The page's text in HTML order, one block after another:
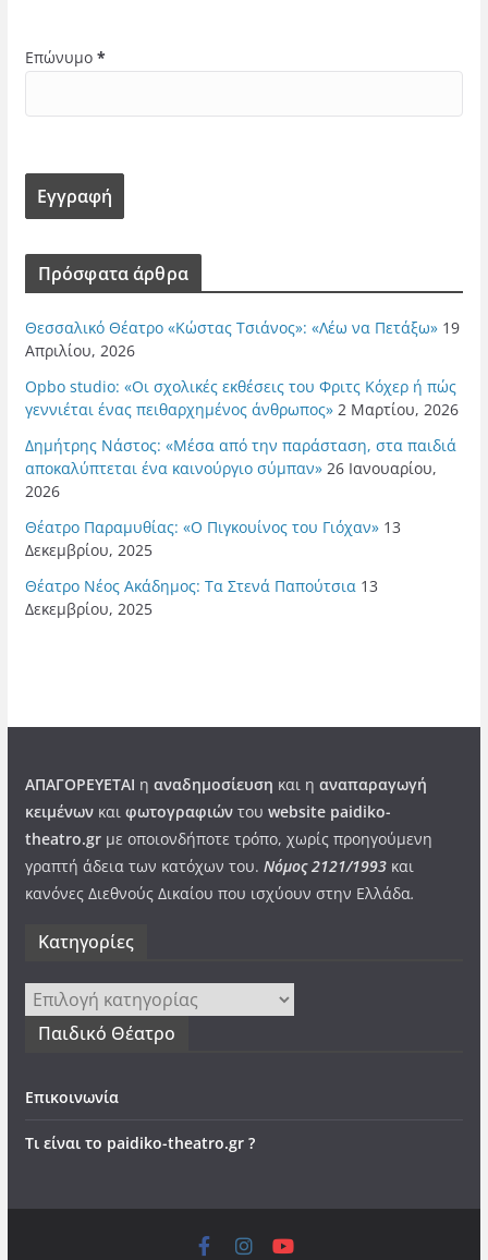
Επώνυμο *
Πρόσφατα άρθρα
Θεσσαλικό Θέατρο «Κώστας Τσιάνος»: «Λέω να Πετάξω» 19
Απριλίου, 2026
Opbo studio: «Οι σχολικές εκθέσεις του Φριτς Κόχερ ή πώς
γεννιέται ένας πειθαρχημένος άνθρωπος» 2 Μαρτίου, 2026
Δημήτρης Νάστος: «Μέσα από την παράσταση, στα παιδιά
αποκαλύπτεται ένα καινούργιο σύμπαν» 26 Ιανουαρίου,
2026
Θέατρο Παραμυθίας: «Ο Πιγκουίνος του Γιόχαν» 13
Δεκεμβρίου, 2025
Θέατρο Νέος Ακάδημος: Τα Στενά Παπούτσια 13
Δεκεμβρίου, 2025
ΑΠΑΓΟΡΕΥΕΤΑΙ η αναδημοσίευση και η αναπαραγωγή
κειμένωνκαι φωτογραφιώντου website paidiko-
theatro.grμε οποιονδήποτε τρόπο, χωρίς προηγούμενη
γραπτή άδεια των κατόχων του. Νόμος 2121/1993και
κανόνες Διεθνούς Δικαίου που ισχύουν στην Ελλάδα.
Kατηγορίες
Kατηγορίες
Παιδικό Θέατρο
Επικοινωνία
Τι είναι το paidiko-theatro.gr ?